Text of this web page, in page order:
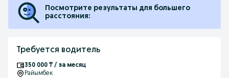
Посмотрите результаты для большего
расстояния:
Требуется водитель
350 000 ₸ / за месяц
Райымбек